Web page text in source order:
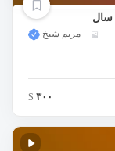
مریم شیخ
۳۰۰ $